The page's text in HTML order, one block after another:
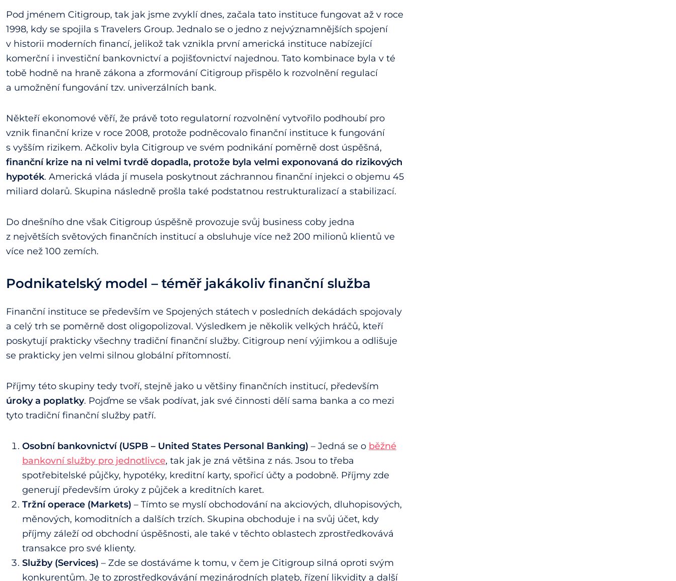
Pod jménem Citigroup, tak jak jsme zvyklí dnes, začala tato instituce fungovat až v roce
1998, kdy se spojila s Travelers Group. Jednalo se o jedno z nejvýznamnějších spojení
v historii moderních financí, jelikož tak vznikla první americká instituce nabízející
komerční i investiční bankovnictví a pojišťovnictví najednou. Tato kombinace byla v té
tobě hodně na hraně zákona a zformování Citigroup přispělo k rozvolnění regulací
a umožnění fungování tzv. univerzálních bank.
Někteří ekonomové věří, že právě toto regulatorní rozvolnění vytvořilo podhoubí pro
vznik finanční krize v roce 2008, protože podněcovalo finanční instituce k fungování
s vyšším rizikem. Ačkoliv byla Citigroup ve svém podnikání poměrně dost úspěšná,
finanční krize na ni velmi tvrdě dopadla, protože byla velmi exponovaná do rizikových
hypoték. Americká vláda jí musela poskytnout záchrannou finanční injekci o objemu 45
miliard dolarů. Skupina následně prošla také podstatnou restrukturalizací a stabilizací.
Do dnešního dne však Citigroup úspěšně provozuje svůj business coby jedna
z největších světových finančních institucí a obsluhuje více než 200 milionů klientů ve
více než 100 zemích.
Podnikatelský model – téměř jakákoliv finanční služba
Finanční instituce se především ve Spojených státech v posledních dekádách spojovaly
a celý trh se poměrně dost oligopolizoval. Výsledkem je několik velkých hráčů, kteří
poskytují prakticky všechny tradiční finanční služby. Citigroup není výjimkou a odlišuje
se prakticky jen velmi silnou globální přítomností.
Příjmy této skupiny tedy tvoří, stejně jako u většiny finančních institucí, především
úroky a poplatky. Pojďme se však podívat, jak své činnosti dělí sama banka a co mezi
tyto tradiční finanční služby patří.
Osobní bankovnictví (USPB – United States Personal Banking) – Jedná se o běžné
bankovní služby pro jednotlivce, tak jak je zná většina z nás. Jsou to třeba
spotřebitelské půjčky, hypotéky, kreditní karty, spořicí účty a podobně. Příjmy zde
generují především úroky z půjček a kreditních karet.
Tržní operace (Markets) – Tímto se myslí obchodování na akciových, dluhopisových,
měnových, komoditních a dalších trzích. Skupina obchoduje i na svůj účet, kdy
příjmy záleží od obchodní úspěšnosti, ale také v těchto oblastech zprostředkovává
transakce pro své klienty.
Služby (Services) – Zde se dostáváme k tomu, v čem je Citigroup silná oproti svým
konkurentům. Je to zprostředkovávání mezinárodních plateb, řízení likvidity a další